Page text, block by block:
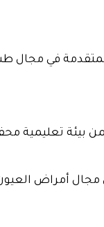
المتقدمة في
بيئة تعليمية
مجال أمراض